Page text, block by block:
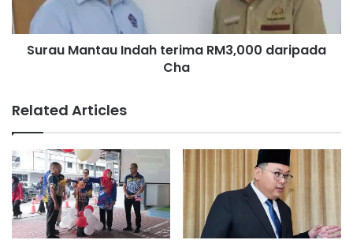
l
B
r
m
l
a
1
J
u
n
t
d
a
h
t
e
r
i
m
Surau Mantau Indah terima RM3,000 daripada
Cha
Related Articles